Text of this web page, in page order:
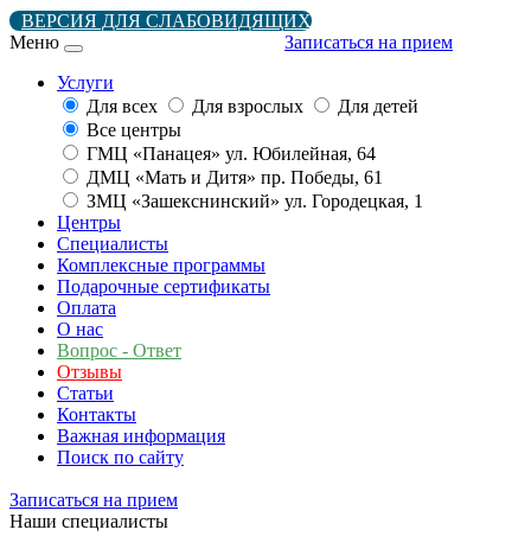
ВЕРСИЯ ДЛЯ СЛАБОВИДЯЩИХ
Записаться на прием
Меню
Услуги
Для всех
Для взрослых
Для детей
Все центры
ГМЦ «Панацея» ул. Юбилейная, 64
ДМЦ «Мать и Дитя» пр. Победы, 61
ЗМЦ «Зашекснинский» ул. Городецкая, 1
Центры
Специалисты
Комплексные программы
Подарочные сертификаты
Оплата
О нас
Вопрос - Ответ
Отзывы
Статьи
Контакты
Важная информация
Поиск по сайту
Записаться на прием
Наши специалисты